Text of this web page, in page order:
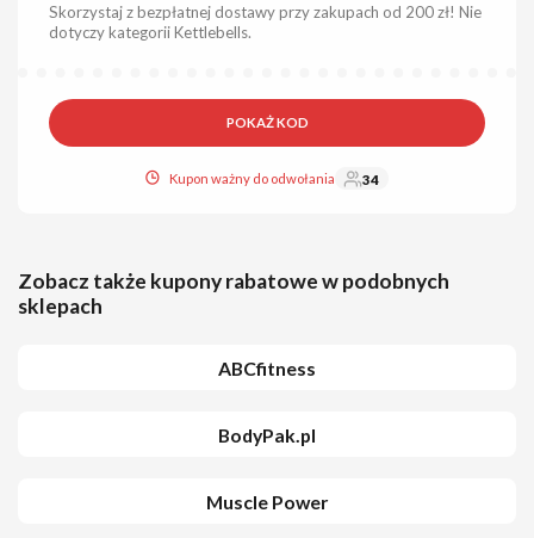
Skorzystaj z bezpłatnej dostawy przy zakupach od 200 zł! Nie
dotyczy kategorii Kettlebells.
POKAŻ KOD
Kupon ważny do odwołania 34
Zobacz także kupony rabatowe w podobnych
sklepach
ABCfitness
BodyPak.pl
Muscle Power